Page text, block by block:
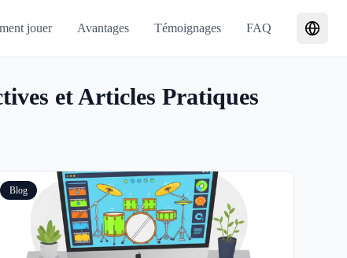
jouer Avantages Témoignages FAQ
et Articles Pratiques
Blog